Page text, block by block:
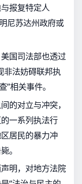
报复特定人
尼苏达州政府或
国司法部也透过
非法妨碍联邦执
”相关事件。
的对立与冲突，
一系列执法行
居民的暴力冲
。
明，对地方法院